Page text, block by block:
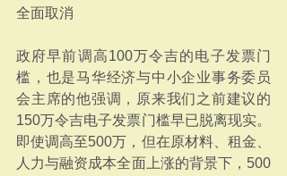
全面取消
政府早前调高100万令吉的电子发票门
槛，也是马华经济与中小企业事务委员
会主席的他强调，原来我们之前建议的
150万令吉电子发票门槛早已脱离现实。
即使调高至500万，但在原材料、租金、
人力与融资成本全面上涨的背景下，500